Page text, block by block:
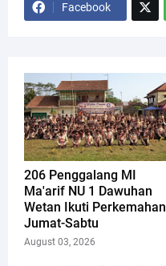
Facebook
206 Penggalang MI
Ma'arif NU 1 Dawuhan
Wetan Ikuti Perkemahan
Jumat-Sabtu
August 03, 2026